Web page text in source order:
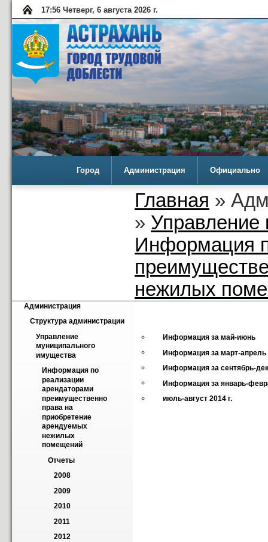
17:56 Четверг, 6 августа 2026 г.
Город Администрация Официально
Главная »
» Управление
Информация
нежилых
Администрация
Структура администрации
Управление
муниципального
имущества
Информация по
реализации
арендаторами
преимущественно
права на
приобретение
арендуемых
нежилых
помещений
Отчеты
2008
2009
2010
2011
2012
Информация за май-июнь
Информация за март-апрель
Информация за сентябрь-
Информация за январь-
июль-август 2014 г.